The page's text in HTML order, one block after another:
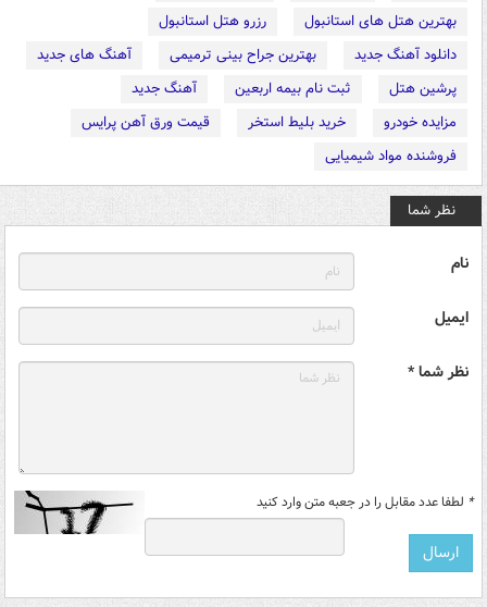
بهترین هتل های استانبول
رزرو هتل استانبول
دانلود آهنگ جدید
بهترین جراح بینی ترمیمی
آهنگ های جدید
پرشین هتل
ثبت نام بیمه اربعین
آهنگ جدید
مزایده خودرو
خرید بلیط استخر
قیمت ورق آهن پرایس
فروشنده مواد شیمیایی
نظر شما
نام
ایمیل
نظر شما *
* لطفا عدد مقابل را در جعبه متن وارد کنید